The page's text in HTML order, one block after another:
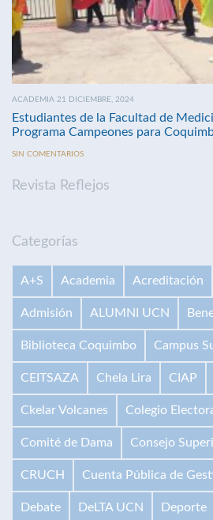
ACADEMIA 21 DICIEMBRE, 2024
Estudiantes de la Facultad de
Programa Campeones para
SIN COMENTARIOS
Revista Reflejos
Categorías
A+S Academia Acreditación
Admisión ALUMNI UCN
Biblioteca Coquimbo Campus
CEITSAZA Chela Lira CIAP
Ckelar Volcanes Colegio
Comité de Dama Consejo
CRUCH Cuenta Pública de
Debate DeLTA UCN Deporte